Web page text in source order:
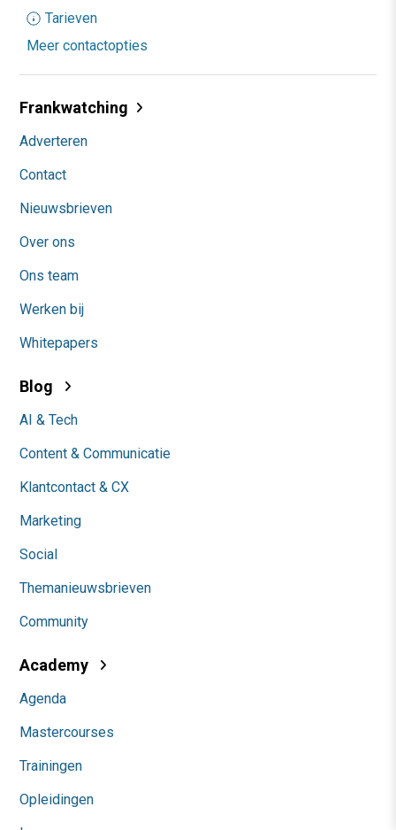
Tarieven
Meer contactopties
Frankwatching
Adverteren
Contact
Nieuwsbrieven
Over ons
Ons team
Werken bij
Whitepapers
Blog
AI & Tech
Content & Communicatie
Klantcontact & CX
Marketing
Social
Themanieuwsbrieven
Community
Academy
Agenda
Mastercourses
Trainingen
Opleidingen